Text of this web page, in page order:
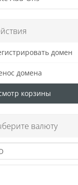
домен
домена
корзины
валюту